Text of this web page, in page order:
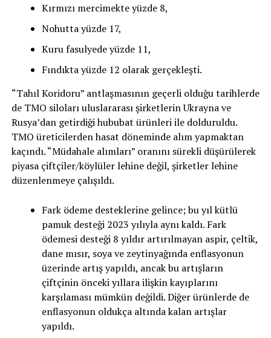
Kırmızı mercimekte yüzde 8,
Nohutta yüzde 17,
Kuru fasulyede yüzde 11,
Fındıkta yüzde 12 olarak gerçekleşti.
“Tahıl Koridoru” antlaşmasının geçerli olduğu tarihlerde
de TMO siloları uluslararası şirketlerin Ukrayna ve
Rusya’dan getirdiği hububat ürünleri ile dolduruldu.
TMO üreticilerden hasat döneminde alım yapmaktan
kaçındı. “Müdahale alımları” oranını sürekli düşürülerek
piyasa çiftçiler/köylüler lehine değil, şirketler lehine
düzenlenmeye çalışıldı.
Fark ödeme desteklerine gelince; bu yıl kütlü
pamuk desteği 2023 yılıyla aynı kaldı. Fark
ödemesi desteği 8 yıldır artırılmayan aspir, çeltik,
dane mısır, soya ve zeytinyağında enflasyonun
üzerinde artış yapıldı, ancak bu artışların
çiftçinin önceki yıllara ilişkin kayıplarını
karşılaması mümkün değildi. Diğer ürünlerde de
enflasyonun oldukça altında kalan artışlar
yapıldı.